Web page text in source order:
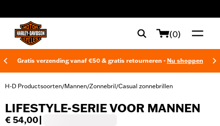
(0)
Gratis verzending vanaf €50 & gratis retourneren - Nu shoppen
H-D Productsoorten/Mannen/Zonnebril/Casual zonnebrillen
LIFESTYLE-SERIE VOOR MANNEN
€ 54,00